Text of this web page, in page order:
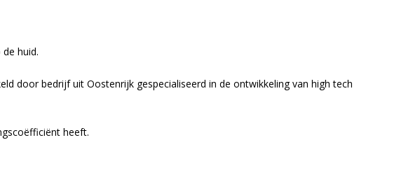
huid.
door bedrijf uit Oostenrijk gespecialiseerd in de ontwikkeling van high tech
heeft.